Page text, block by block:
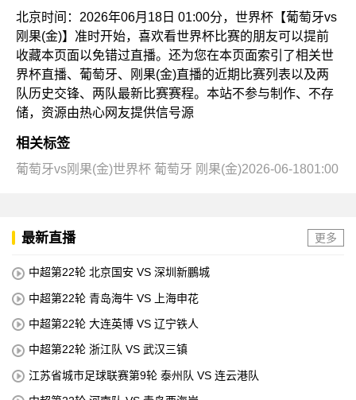
北京时间：2026年06月18日 01:00分，世界杯【葡萄牙vs
刚果(金)】准时开始，喜欢看世界杯比赛的朋友可以提前
收藏本页面以免错过直播。还为您在本页面索引了相关世
界杯直播、葡萄牙、刚果(金)直播的近期比赛列表以及两
队历史交锋、两队最新比赛赛程。本站不参与制作、不存
储，资源由热心网友提供信号源
相关标签
葡萄牙vs刚果(金)世界杯 葡萄牙 刚果(金)2026-06-1801:00
最新直播 更多
中超第22轮 北京国安 VS 深圳新鵬城
中超第22轮 青岛海牛 VS 上海申花
中超第22轮 大连英博 VS 辽宁铁人
中超第22轮 浙江队 VS 武汉三镇
江苏省城市足球联赛第9轮 泰州队 VS 连云港队